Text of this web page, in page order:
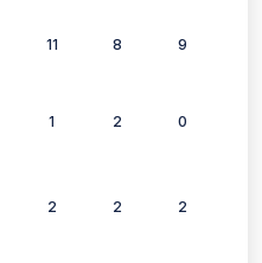
11 8 9
1 2 0
2 2 2